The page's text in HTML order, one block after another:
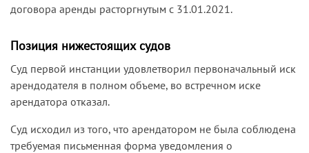
договора аренды расторгнутым с 31.01.2021.
Позиция нижестоящих судов
Суд первой инстанции удовлетворил первоначальный иск
арендодателя в полном объеме, во встречном иске
арендатора отказал.
Суд исходил из того, что арендатором не была соблюдена
требуемая письменная форма уведомления о